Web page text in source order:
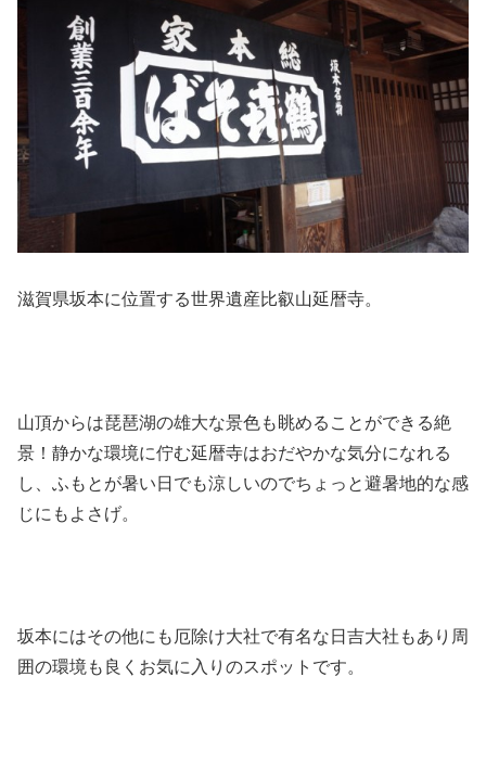
滋賀県坂本に位置する世界遺産比叡山延暦寺。
山頂からは琵琶湖の雄大な景色も眺めることができる絶
景！静かな環境に佇む延暦寺はおだやかな気分になれる
し、ふもとが暑い日でも涼しいのでちょっと避暑地的な感
じにもよさげ。
坂本にはその他にも厄除け大社で有名な日吉大社もあり周
囲の環境も良くお気に入りのスポットです。